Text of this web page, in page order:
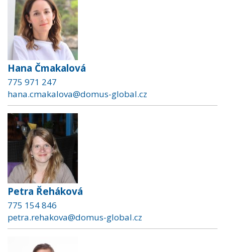
Hana Čmakalová
775 971 247
hana.cmakalova@domus-global.cz
Petra Řeháková
775 154 846
petra.rehakova@domus-global.cz